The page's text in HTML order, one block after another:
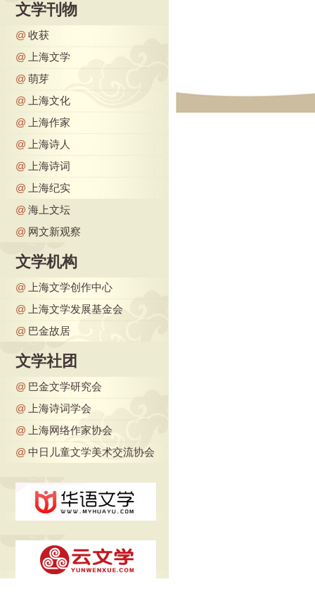
文学刊物
@ 收获
@
上海文学
@ 萌芽
@
上海文化
@
上海作家
@
上海诗人
@
上海诗词
@
上海纪实
@ 海上文坛
@ 网文新观察
文学机构
@
上海文学创作中心
@
上海文学发展基金会
@ 巴金故居
文学社团
@ 巴金文学研究会
@
上海诗词学会
@
上海网络作家协会
@ 中日儿童文学美术交流协会